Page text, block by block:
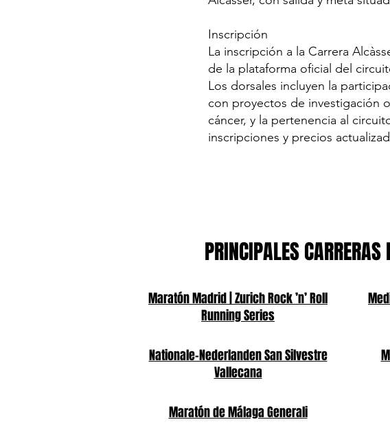
Inscripción
La inscripción a la Carrera
de la plataforma oficial del
Los dorsales incluyen la
con proyectos de investigación
cáncer, y la pertenencia al
inscripciones y precios
PRINCIPALES
Maratón Madrid | Zurich Rock ’n’ Roll
Running Series
Nationale-Nederlanden San Silvestre
Vallecana
Maratón de Málaga Generali